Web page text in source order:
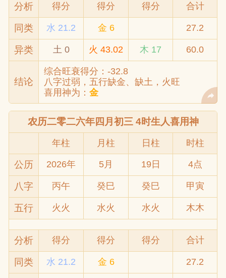
分析 得分 得分 得分 合计
同类 水 21.2 金 6 27.2
异类 土 0 火 43.02 木 17 60.0
结论
综合旺衰得分：-32.8
八字过弱，五行缺金、缺土，火旺
喜用神为：金
农历二零二六年四月初三 4时生人喜用神
年柱 月柱 日柱 时柱
公历 2026年 5月 19日 4点
八字 丙午 癸巳 癸巳 甲寅
五行 火火 水火 水火 木木
分析 得分 得分 得分 合计
同类 水 21.2 金 6 27.2